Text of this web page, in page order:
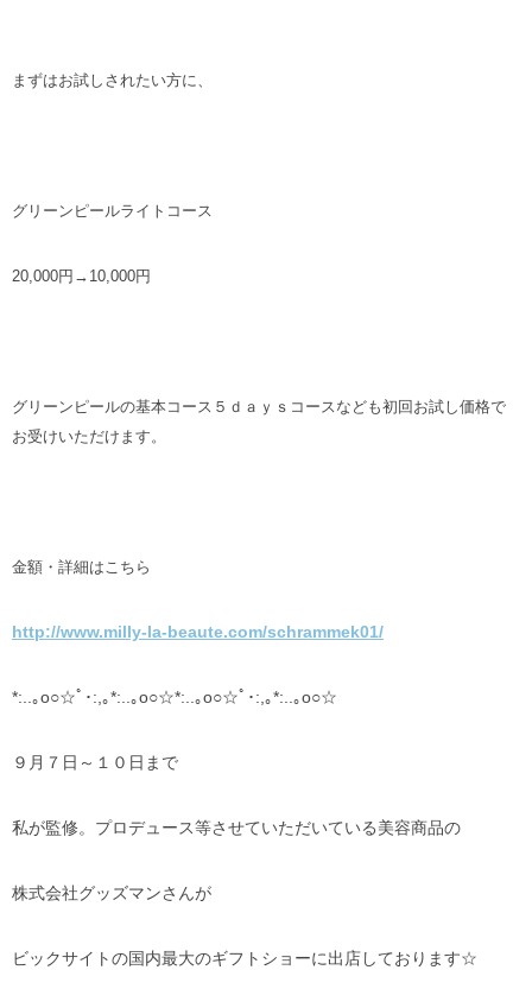
まずはお試しされたい方に、
グリーンピールライトコース
20,000円→10,000円
グリーンピールの基本コース５ｄａｙｓコースなども初回お試し価格で
お受けいただけます。
金額・詳細はこちら
http://www.milly-la-beaute.com/schrammek01/
*:..｡o○☆ﾟ･:,｡*:..｡o○☆*:..｡o○☆ﾟ･:,｡*:..｡o○☆
９月７日～１０日まで
私が監修。プロデュース等させていただいている美容商品の
株式会社グッズマンさんが
ビックサイトの国内最大のギフトショーに出店しております☆